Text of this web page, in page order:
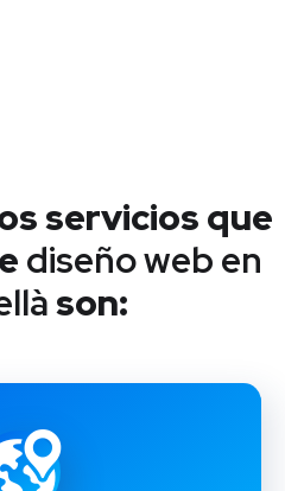
servicios que
diseño web en
son: